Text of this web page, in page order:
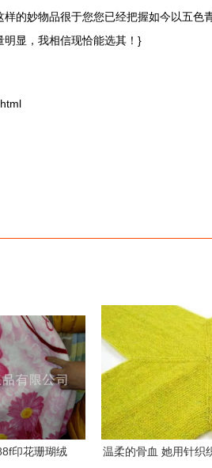
的妙物品很于您您已经把握如今以五色
显，我相信现恰能选其！}
印花珊瑚绒
温柔的骨血 她用针织